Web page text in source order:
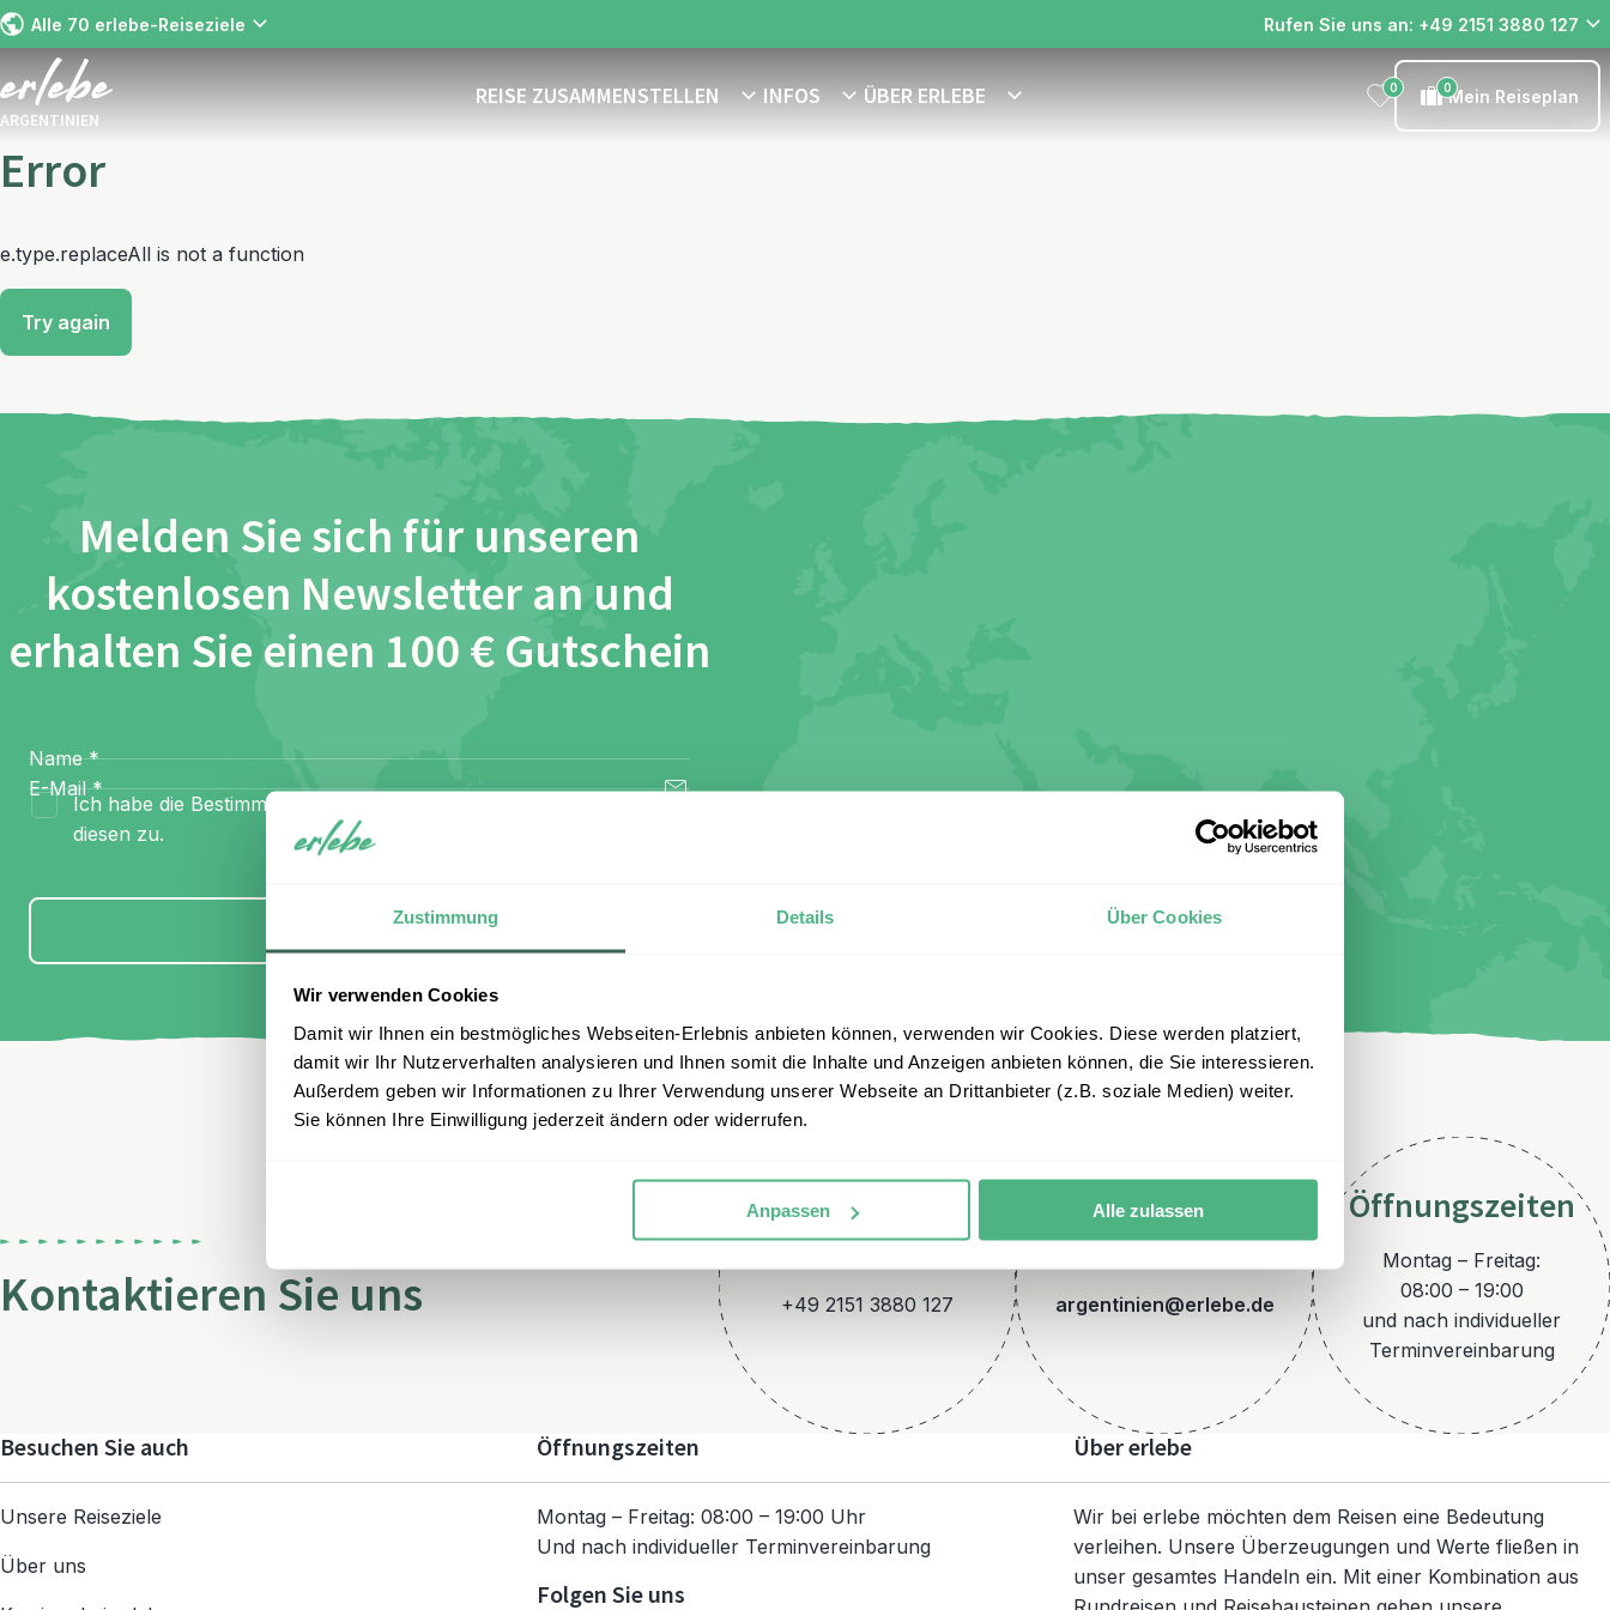
Zustimmung Details Über Cookies
Wir verwenden Cookies
Damit wir Ihnen ein bestmögliches Webseiten-Erlebnis anbieten können, verwenden wir Cookies. Diese werden platziert,
damit wir Ihr Nutzerverhalten analysieren und Ihnen somit die Inhalte und Anzeigen anbieten können, die Sie interessieren.
Außerdem geben wir Informationen zu Ihrer Verwendung unserer Webseite an Drittanbieter (z.B. soziale Medien) weiter.
Sie können Ihre Einwilligung jederzeit ändern oder widerrufen.
Anpassen Alle zulassen
Alle 70 erlebe-Reiseziele Rufen Sie uns an: +49 2151 3880 127
ARGENTINIEN
REISE ZUSAMMENSTELLEN INFOS ÜBER ERLEBE 0 0Mein Reiseplan
Error
e.type.replaceAll is not a function
Try again
Melden Sie sich für unseren
kostenlosen Newsletter an und
erhalten Sie einen 100 € Gutschein
Name *
E-Mail *
Ich habe die Bestimmungen zum
diesen zu.
Anmelden
Kontaktieren Sie uns
Telefon
+49 2151 3880 127
E-Mail
argentinien@erlebe.de
Öffnungszeiten
Montag – Freitag:
08:00 – 19:00
und nach individueller
Terminvereinbarung
Besuchen Sie auch
Unsere Reiseziele
Über uns
Öffnungszeiten
Montag – Freitag: 08:00 – 19:00 Uhr
Und nach individueller Terminvereinbarung
Folgen Sie uns
Über erlebe
Wir bei erlebe möchten dem Reisen eine Bedeutung
verleihen. Unsere Überzeugungen und Werte fließen in
unser gesamtes Handeln ein. Mit einer Kombination aus